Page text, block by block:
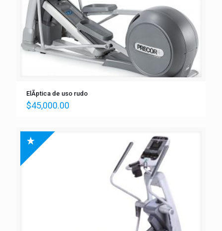
ElÃ­ptica de uso rudo
$45,000.00